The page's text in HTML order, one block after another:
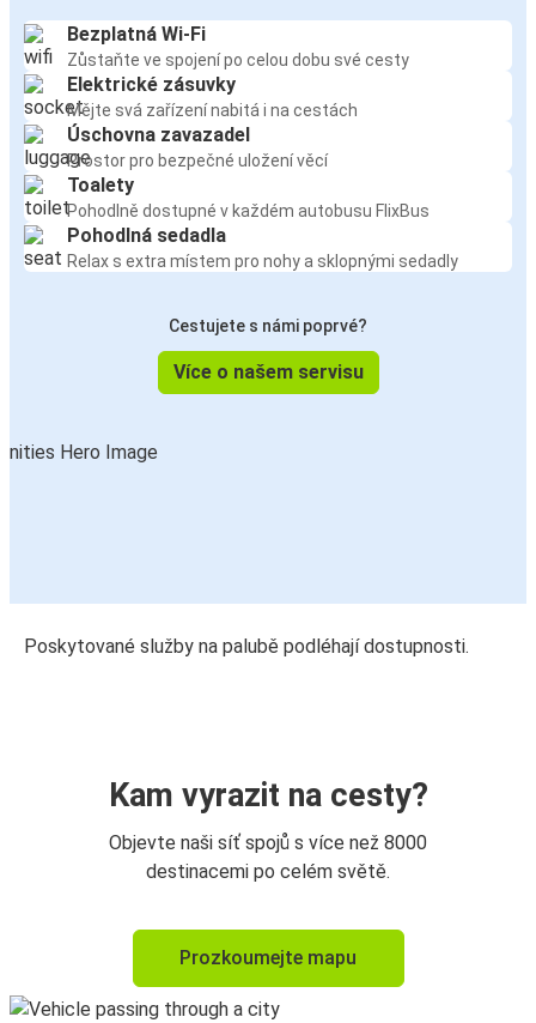
Bezplatná Wi-Fi
Zůstaňte ve spojení po celou dobu své cesty
Elektrické zásuvky
Mějte svá zařízení nabitá i na cestách
Úschovna zavazadel
Prostor pro bezpečné uložení věcí
Toalety
Pohodlně dostupné v každém autobusu FlixBus
Pohodlná sedadla
Relax s extra místem pro nohy a sklopnými sedadly
Cestujete s námi poprvé?
Více o našem servisu
Poskytované služby na palubě podléhají dostupnosti.
Kam vyrazit na cesty?
Objevte naši síť spojů s více než 8000
destinacemi po celém světě.
Prozkoumejte mapu